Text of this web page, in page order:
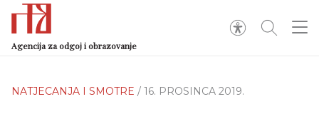
Agencija za odgoj i obrazovanje
NATJECANJA I SMOTRE / 16. PROSINCA 2019.